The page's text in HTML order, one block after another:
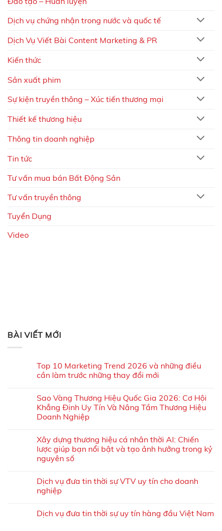
Dịch vụ chứng nhận trong nước và quốc tế
Dịch Vụ Viết Bài Content Marketing & PR
Kiến thức
Sản xuất phim
Sự kiện truyền thông – Xúc tiến thương mại
Thiết kế thương hiệu
Thông tin doanh nghiệp
Tin tức
Tư vấn mua bán Bất Động Sản
Tư vấn truyền thông
Tuyển Dụng
Video
BÀI VIẾT MỚI
Top 10 Marketing Trend 2026 và những điều
cần làm trước những thay đổi mới
Sao Vàng Thương Hiệu Quốc Gia 2026: Cơ Hội
Khẳng Định Uy Tín Và Nâng Tầm Thương Hiệu
Doanh Nghiệp
Xây dựng thương hiệu cá nhân thời AI: Chiến
lược giúp bạn nổi bật và tạo ảnh hưởng trong kỷ
nguyên số
Dịch vụ đưa tin thời sự VTV uy tín cho doanh
nghiệp
Dịch vụ đưa tin thời sự uy tín hàng đầu Việt Nam